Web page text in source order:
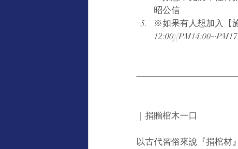
昭公信
※如果有人想加入【
｜捐贈棺木一口
以古代習俗來說『捐棺材